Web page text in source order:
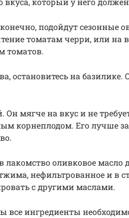
подойдут сезонные
томатам черри, или на
томатов.
остановитесь на базилике.
Он мягче на вкус и не
корнеплодом. Его лучше
лакомство оливковое масло
нефильтрованное и в
с другими маслами.
все ингредиенты